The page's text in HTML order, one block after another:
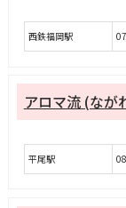
西鉄福岡駅
アロマ流 (なが
平尾駅